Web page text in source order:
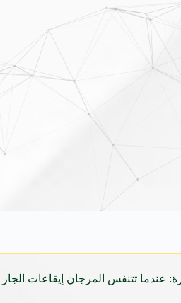
الطلاب الروس الطلاب الروس: سعداء بزيارة
عندما تتنفس المرجان إيقاعات الجاز